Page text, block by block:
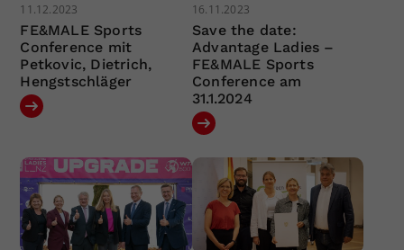
11.12.2023
FE&MALE Sports
Conference mit
Petkovic, Dietrich,
Hengstschläger
16.11.2023
Save the date:
Advantage Ladies –
FE&MALE Sports
Conference am
31.1.2024